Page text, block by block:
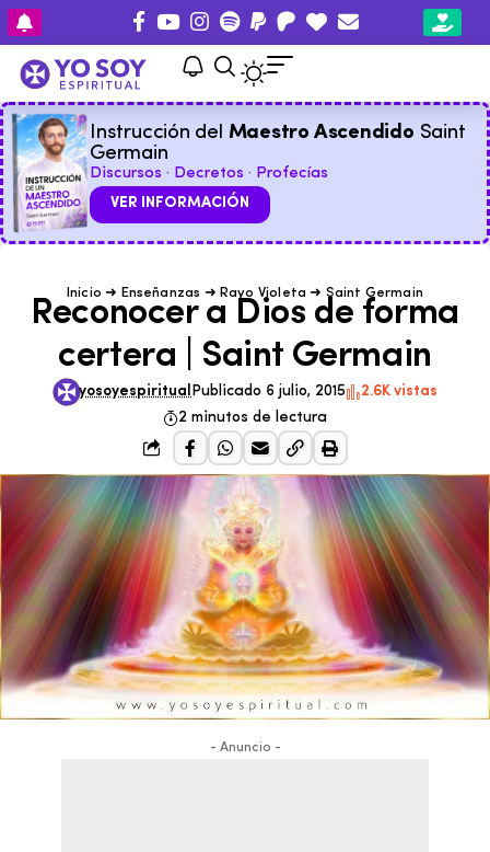
Instrucción del Maestro Ascendido Saint
Germain
Discursos · Decretos · Profecías
VER INFORMACIÓN
Inicio ➜ Enseñanzas ➜ Rayo Violeta ➜ Saint Germain
Reconocer a Dios de forma
certera | Saint Germain
yosoyespiritual Publicado 6 julio, 2015
2.6K vistas
2 minutos de lectura
- Anuncio -